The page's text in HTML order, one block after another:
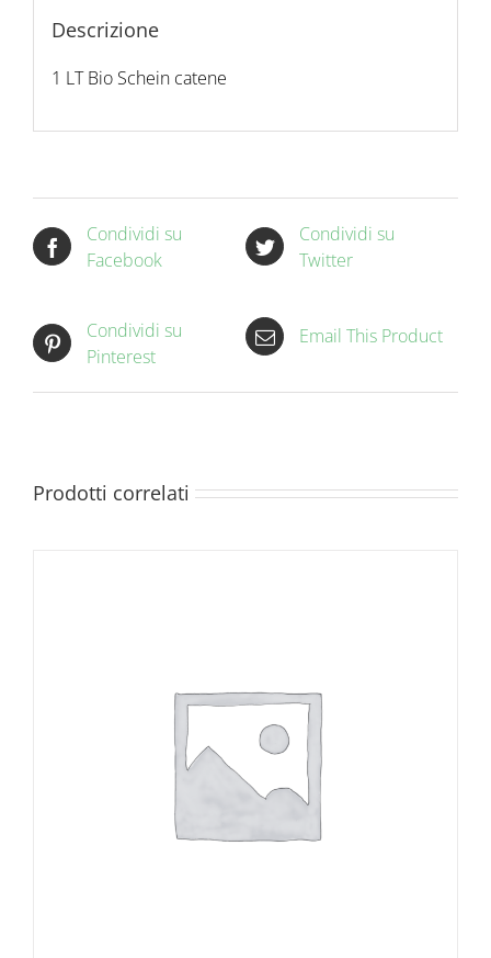
Descrizione
1 LT Bio Schein catene
Condividi su
Facebook
Condividi su
Twitter
Condividi su
Pinterest
Email This Product
Prodotti correlati